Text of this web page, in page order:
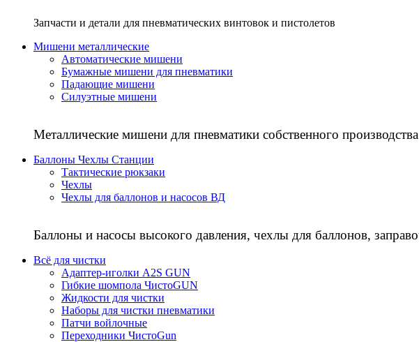
Запчасти и детали для пневматических винтовок и пистолетов
Мишени металлические
Автоматические мишени
Бумажные мишени для пневматики
Падающие мишени
Силуэтные мишени
Металлические мишени для пневматики собственного производства
Баллоны Чехлы Станции
Тактические рюкзаки
Чехлы
Чехлы для баллонов и насосов ВД
Баллоны и насосы высокого давления, чехлы для баллонов,
Всё для чистки
Адаптер-иголки A2S GUN
Гибкие шомпола ЧистоGUN
Жидкости для чистки
Наборы для чистки пневматики
Патчи войлочные
Переходники ЧистоGun